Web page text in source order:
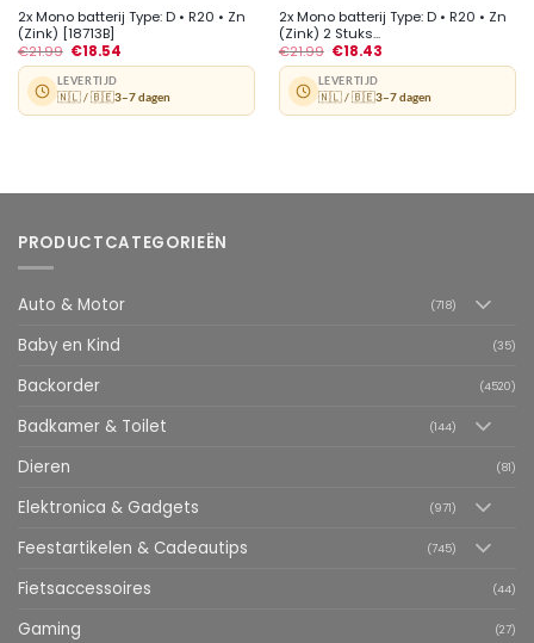
2x Mono batterij Type: D • R20 • Zn
(Zink) [18713B]
€21.99 €18.54
LEVERTIJD
🇳🇱 / 🇧🇪3–7 dagen
2x Mono batterij Type: D • R20 • Zn
(Zink) 2 Stuks...
€21.99 €18.43
LEVERTIJD
🇳🇱 / 🇧🇪3–7 dagen
PRODUCTCATEGORIEËN
Auto & Motor (718)
Baby en Kind (35)
Backorder (4520)
Badkamer & Toilet (144)
Dieren (81)
Elektronica & Gadgets (971)
Feestartikelen & Cadeautips (745)
Fietsaccessoires (44)
Gaming (27)